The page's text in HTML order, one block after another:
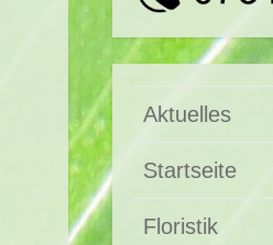
Aktuelles
Startseite
Floristik